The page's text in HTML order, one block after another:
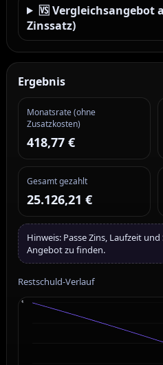
🆚 Vergleichsangebot
Zinssatz)
Ergebnis
Monatsrate (ohne
Zusatzkosten)
418,77 €
Gesamt gezahlt
25.126,21 €
Hinweis: Passe Zins, Laufzeit
Angebot zu finden.
Restschuld-Verlauf